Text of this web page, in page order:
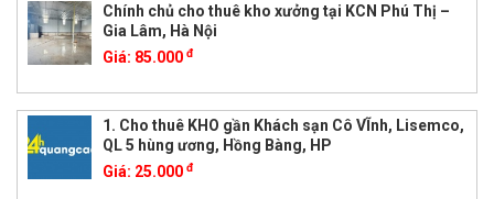
Chính chủ cho thuê kho xưởng tại KCN Phú Thị –
Gia Lâm, Hà Nội
Giá: 85.000 đ
1. Cho thuê KHO gần Khách sạn Cô VĨnh, Lisemco,
QL 5 hùng ương, Hồng Bàng, HP
Giá: 25.000 đ